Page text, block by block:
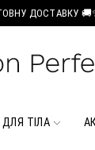
ДОСТАВКУ
ТІЛА